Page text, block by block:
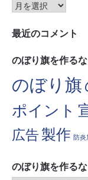
最近のコメント
のぼり旗を作る
のぼり旗
ポイント
広告 製作 防炎
のぼり旗を作る